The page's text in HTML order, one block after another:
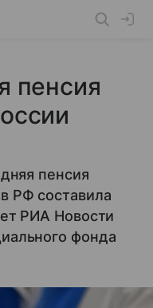
пенсия
пенсия
РФ составила
РИА Новости
фонда